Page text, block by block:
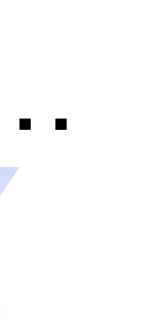
发者工具